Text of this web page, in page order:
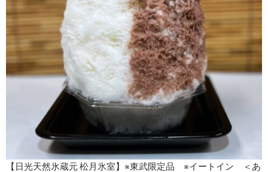
【日光天然氷蔵元 松月氷室】※東武限定品 ※イートイン ＜あ